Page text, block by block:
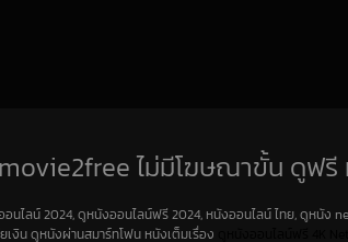
ไม่มีโฆษณาขั้น ดูฟรี
นไลน์ 2024, ดูหนังออนไลน์ฟรี 2024, หนังออนไลน์ ไทย, ดูหนัง
เงิน ดูหนังผ่านสมาร์ทโฟน หนังเต็มเรื่อง